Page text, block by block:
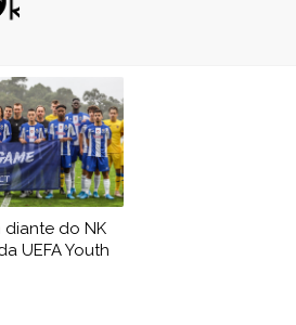
diante do NK
UEFA Youth